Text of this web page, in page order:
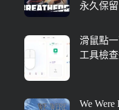
永久保留
滑鼠點
工具檢
We